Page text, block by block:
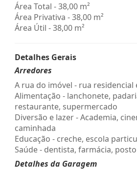
Área Total - 38,00 m²
Área Privativa - 38,00 m²
Área Útil - 38,00 m²
Detalhes Gerais
Arredores
A rua do imóvel - rua residencial
Alimentação - lanchonete,
restaurante, supermercado
Diversão e lazer - Academia,
caminhada
Educação - creche, escola
Saúde - dentista, farmácia,
Detalhes da Garagem